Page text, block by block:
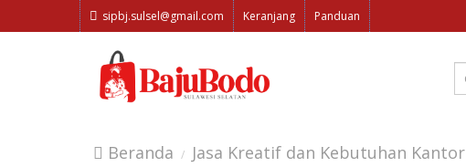
sipbj.sulsel@gmail.com Keranjang Panduan
Beranda Jasa Kreatif dan Kebutuhan Kantor